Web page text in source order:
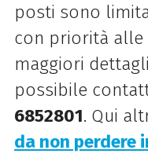
posti sono
con priorità alle
maggiori
possibile
6852801. Qui
da non perdere